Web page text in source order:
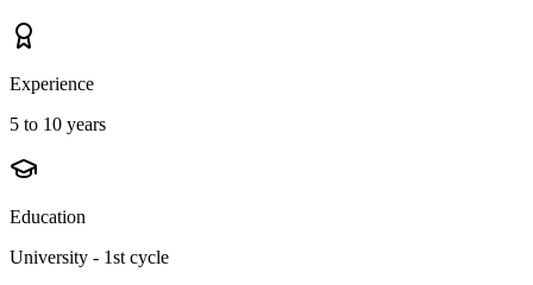
Experience
5 to 10 years
Education
University - 1st cycle